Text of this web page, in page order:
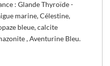
: Glande Thyroïde -
marine, Célestine,
bleue, calcite
, Aventurine Bleu.